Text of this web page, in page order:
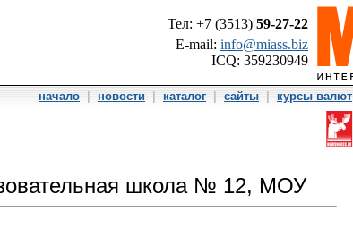
Тел: +7 (3513) 59-27-22
E-mail: info@miass.biz
ICQ: 359230949
начало новости каталог| сайты курсы валют
школа № 12, МОУ